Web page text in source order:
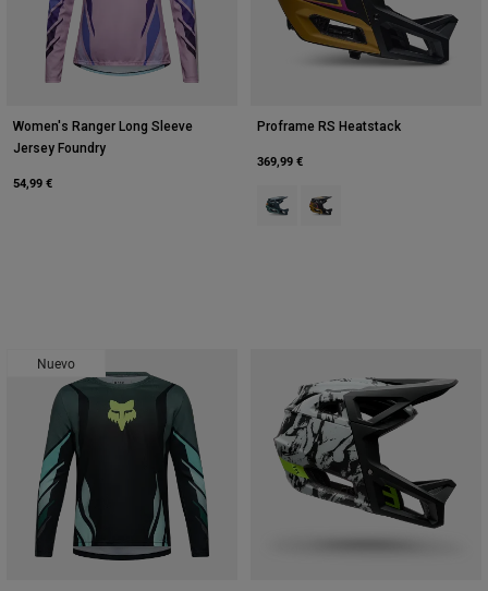
Women's Ranger Long Sleeve
Jersey Foundry
54,99 €
Proframe RS Heatstack
369,99 €
Product swatch type of Arctic
Product swatch type of
Nuevo